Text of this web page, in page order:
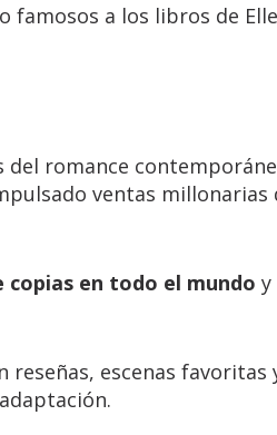
famosos a los libros de Elle
del romance
ventas millonarias
copias en todo el mundo y
escenas favoritas